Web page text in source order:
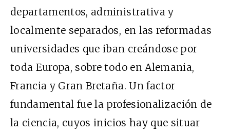
departamentos, administrativa y
localmente separados, en las reformadas
universidades que iban creándose por
toda Europa, sobre todo en Alemania,
Francia y Gran Bretaña. Un factor
fundamental fue la profesionalización de
la ciencia, cuyos inicios hay que situar